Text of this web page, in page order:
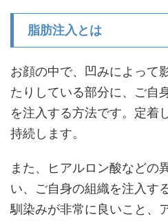
脂肪注入とは
お顔の中で、凹みによって
たりしている部分に、ご自
を注入する方法です。定着
持続します。
また、ヒアルロン酸などの
い、ご自身の組織を注入す
馴染みが非常に良いこと、